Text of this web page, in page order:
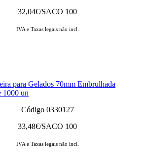
32,04€/SACO 100
IVA e Taxas legais não incl.
para Gelados 70mm Embrulhada
1000 un
Código 0330127
33,48€/SACO 100
IVA e Taxas legais não incl.